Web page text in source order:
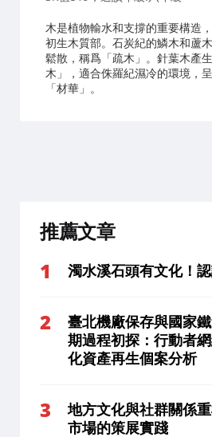
木是植物輸水和支撐的重要構造
初生木質部。石炭紀的鱗木和蘆
鬆散，稱爲「疏木」。針葉木產
木」，適合侏羅紀濕冷的環境，
「材華」。
推薦文章
濁水溪石頭有文化！認
臺北機廠保存與國家
期過程初探：行動者
化資產再生個案分析
地方文化與社群關係
市場的策展實踐